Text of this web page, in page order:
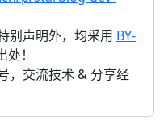
别声明外，均采用 BY-
！
，交流技术 & 分享经